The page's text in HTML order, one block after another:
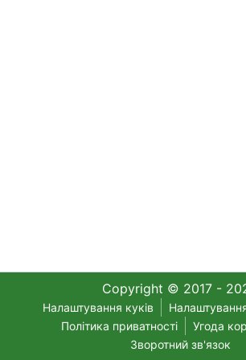
Copyright © 2017 -
Налаштування куків
Політика приватності
Угода
Зворотний зв'язок